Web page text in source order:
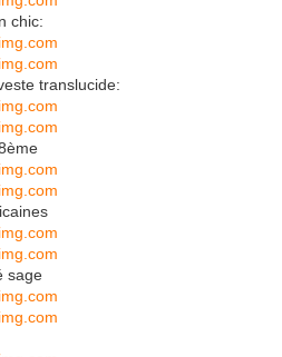
chic:
translucide:
sage